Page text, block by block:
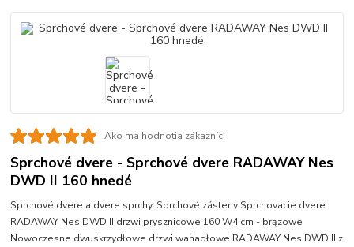
Ako ma hodnotia zákazníci
Sprchové dvere - Sprchové dvere RADAWAY Nes
DWD II 160 hnedé
Sprchové dvere a dvere sprchy. Sprchové zásteny Sprchovacie dvere
RADAWAY Nes DWD II drzwi prysznicowe 160 W4 cm - brązowe
Nowoczesne dwuskrzydłowe drzwi wahadłowe RADAWAY Nes DWD II z